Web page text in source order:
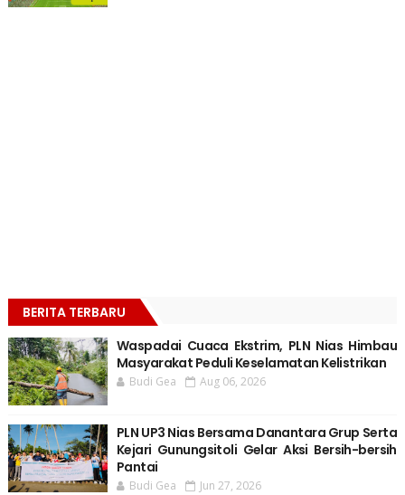
BERITA TERBARU
Waspadai Cuaca Ekstrim, PLN Nias Himbau
Masyarakat Peduli Keselamatan Kelistrikan
Budi Gea Aug 06, 2026
PLN UP3 Nias Bersama Danantara Grup Serta
Kejari Gunungsitoli Gelar Aksi Bersih-bersih
Pantai
Budi Gea Jun 27, 2026